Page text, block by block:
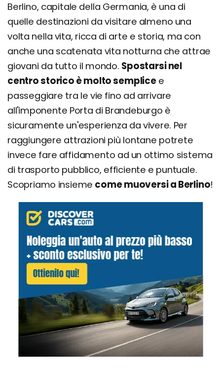
Berlino, capitale della Germania, è una di
quelle destinazioni da visitare almeno una
volta nella vita, ricca di arte e storia, ma con
anche una scatenata vita notturna che attrae
giovani da tutto il mondo. Spostarsi nel
centro storico è molto semplicee
passeggiare tra le vie fino ad arrivare
all'imponente Porta di Brandeburgo è
sicuramente un'esperienza da vivere. Per
raggiungere attrazioni più lontane potrete
invece fare affidamento ad un ottimo sistema
di trasporto pubblico, efficiente e puntuale.
Scopriamo insieme come muoversi a Berlino!